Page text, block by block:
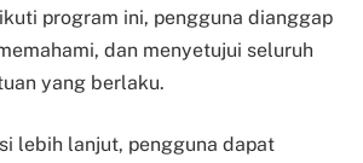
program ini, pengguna dianggap
dan menyetujui seluruh
yang berlaku.
lebih lanjut, pengguna dapat